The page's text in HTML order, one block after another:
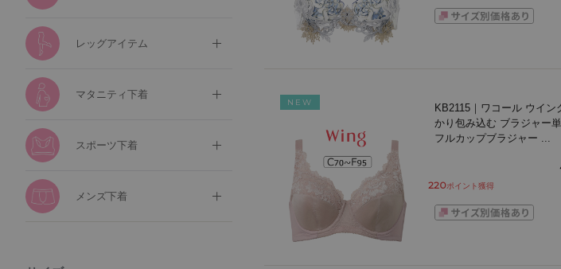
レッグアイテム
マタニティ下着
スポーツ下着
メンズ下着
NEW
KB2115｜ワコール ウイン
かり包み込む ブラジャー
フルカップブラジャー ...
220ポイント獲得